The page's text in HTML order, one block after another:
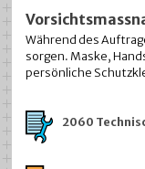
Während des
sorgen. Maske,
persönliche
2060